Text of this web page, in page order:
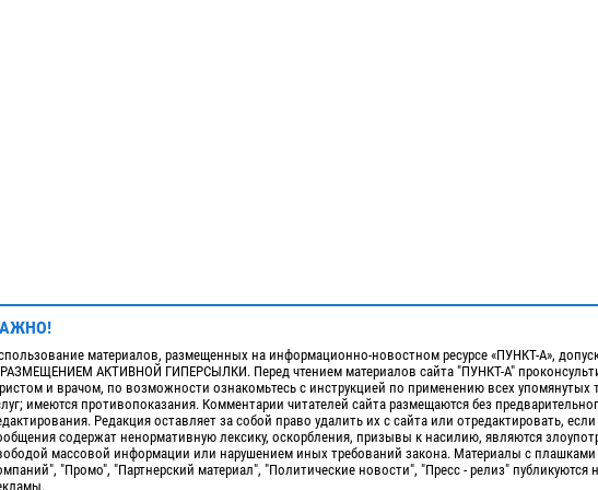
материалов, размещенных на информационно-новостном ресурсе «ПУНКТ-А»,
АКТИВНОЙ ГИПЕРСЫЛКИ. Перед чтением материалов сайта "ПУНКТ-А"
и врачом, по возможности ознакомьтесь с инструкцией по применению всех упомянутых
имеются противопоказания. Комментарии читателей сайта размещаются без
Редакция оставляет за собой право удалить их с сайта или отредактировать,
содержат ненормативную лексику, оскорбления, призывы к насилию, являются
массовой информации или нарушением иных требований закона. Материалы с
"Промо", "Партнерский материал", "Политические новости", "Пресс - релиз" публикуются